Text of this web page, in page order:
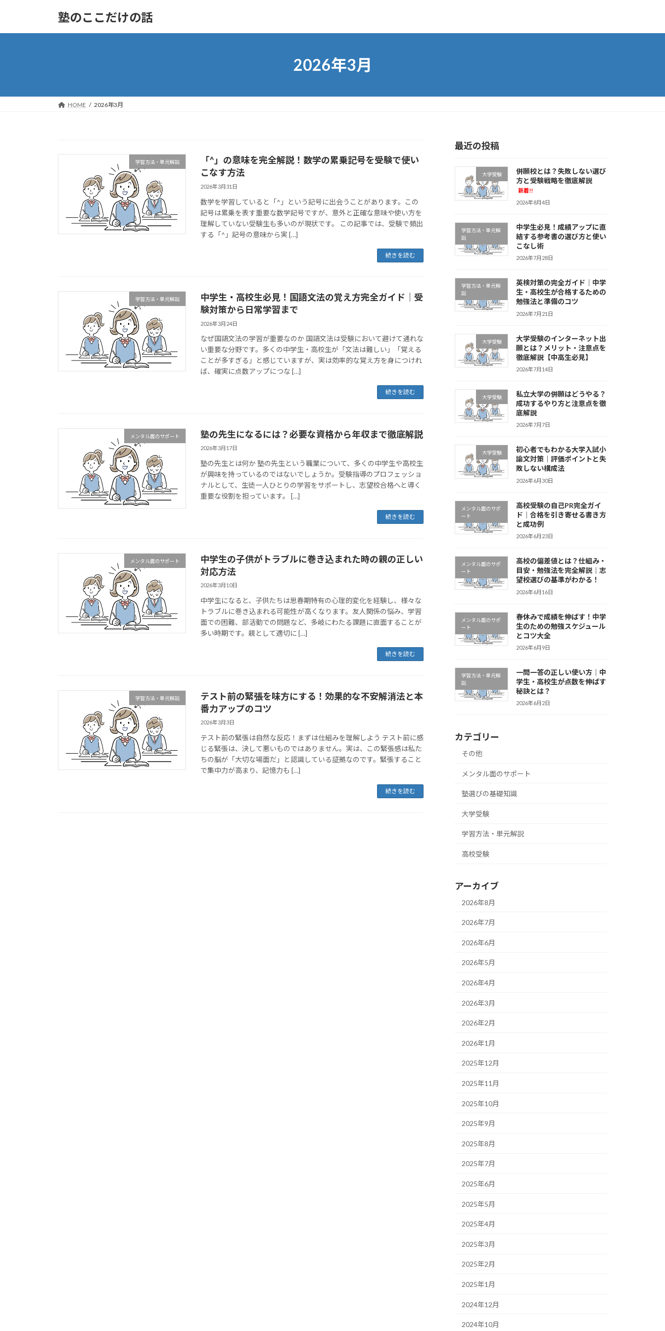
塾のここだけの話
2026年3月
HOME 2026年3月
学習方法・単元解説
「^」の意味を完全解説！数学の累乗記号を受験で使い
こなす方法
2026年3月31日
数学を学習していると「^」という記号に出会うことがあります。この
記号は累乗を表す重要な数学記号ですが、意外と正確な意味や使い方を
理解していない受験生も多いのが現状です。 この記事では、受験で頻出
する「^」記号の意味から実 […]
続きを読む
学習方法・単元解説
中学生・高校生必見！国語文法の覚え方完全ガイド｜受
験対策から日常学習まで
2026年3月24日
なぜ国語文法の学習が重要なのか 国語文法は受験において避けて通れな
い重要な分野です。多くの中学生・高校生が「文法は難しい」「覚える
ことが多すぎる」と感じていますが、実は効率的な覚え方を身につけれ
ば、確実に点数アップにつな […]
続きを読む
メンタル面のサポート 塾の先生になるには？必要な資格から年収まで徹底解説
2026年3月17日
塾の先生とは何か 塾の先生という職業について、多くの中学生や高校生
が興味を持っているのではないでしょうか。受験指導のプロフェッショ
ナルとして、生徒一人ひとりの学習をサポートし、志望校合格へと導く
重要な役割を担っています。 […]
続きを読む
メンタル面のサポート
中学生の子供がトラブルに巻き込まれた時の親の正しい
対応方法
2026年3月10日
中学生になると、子供たちは思春期特有の心理的変化を経験し、様々な
トラブルに巻き込まれる可能性が高くなります。友人関係の悩み、学習
面での困難、部活動での問題など、多岐にわたる課題に直面することが
多い時期です。親として適切に […]
続きを読む
学習方法・単元解説
テスト前の緊張を味方にする！効果的な不安解消法と本
番力アップのコツ
2026年3月3日
テスト前の緊張は自然な反応！まずは仕組みを理解しよう テスト前に感
じる緊張は、決して悪いものではありません。実は、この緊張感は私た
ちの脳が「大切な場面だ」と認識している証拠なのです。緊張すること
で集中力が高まり、記憶力も […]
続きを読む
最近の投稿
大学受験
併願校とは？失敗しない選び
方と受験戦略を徹底解説
新着!!
2026年8月4日
学習方法・単元解
説
中学生必見！成績アップに直
結する参考書の選び方と使い
こなし術
2026年7月28日
学習方法・単元解
説
英検対策の完全ガイド｜中学
生・高校生が合格するための
勉強法と準備のコツ
2026年7月21日
大学受験
大学受験のインターネット出
願とは？メリット・注意点を
徹底解説【中高生必見】
2026年7月14日
大学受験
私立大学の併願はどうやる？
成功するやり方と注意点を徹
底解説
2026年7月7日
大学受験
初心者でもわかる大学入試小
論文対策｜評価ポイントと失
敗しない構成法
2026年6月30日
メンタル面のサポ
ート
高校受験の自己PR完全ガイ
ド｜合格を引き寄せる書き方
と成功例
2026年6月23日
メンタル面のサポ
ート
高校の偏差値とは？仕組み・
目安・勉強法を完全解説｜志
望校選びの基準がわかる！
2026年6月16日
メンタル面のサポ
ート
春休みで成績を伸ばす！中学
生のための勉強スケジュール
とコツ大全
2026年6月9日
学習方法・単元解
説
一問一答の正しい使い方｜中
学生・高校生が点数を伸ばす
秘訣とは？
2026年6月2日
カテゴリー
その他
メンタル面のサポート
塾選びの基礎知識
大学受験
学習方法・単元解説
高校受験
アーカイブ
2026年8月
2026年7月
2026年6月
2026年5月
2026年4月
2026年3月
2026年2月
2026年1月
2025年12月
2025年11月
2025年10月
2025年9月
2025年8月
2025年7月
2025年6月
2025年5月
2025年4月
2025年3月
2025年2月
2025年1月
2024年12月
2024年10月